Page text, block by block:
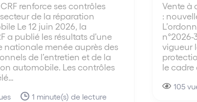
renforce ses contrôles
de la réparation
Le 12 juin 2026, la
a publié les résultats d’une
nationale menée auprès des
de l’entretien et de la
automobile. Les contrôles
1 minute(s) de lecture
Vente à
:
n°2026-
vigueur
le cadre
105